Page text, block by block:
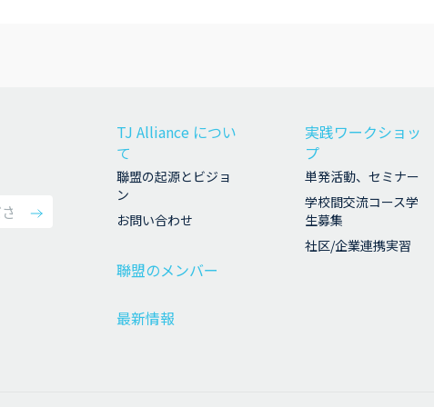
TJ Alliance につい
て
聯盟の起源とビジョ
ン
お問い合わせ
聯盟のメンバー
最新情報
実践ワークショッ
プ
単発活動、セミナー
学校間交流コース学
生募集
社区/企業連携実習